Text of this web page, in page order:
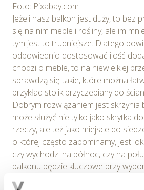
Foto: Pixabay.com
Jeżeli nasz balkon jest duży, to bez
się na nim meble i rośliny, ale im
tym jest to trudniejsze. Dlatego
odpowiednio dostosować ilość
chodzi o meble, to na niewielkiej
sprawdzą się takie, które można
przykład stolik przyczepiany do
Dobrym rozwiązaniem jest skrzynia
może służyć nie tylko jako skrytka
rzeczy, ale też jako miejsce do
o której często zapominamy, jest
czy wychodzi na północ, czy na
balkonu będzie kluczowe przy
przykład kwiaty będą potrzebowały